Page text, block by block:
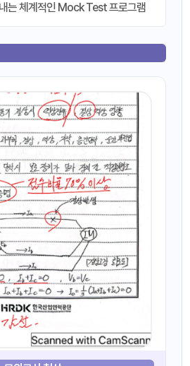
는 체계적인 Mock Test 프로그램